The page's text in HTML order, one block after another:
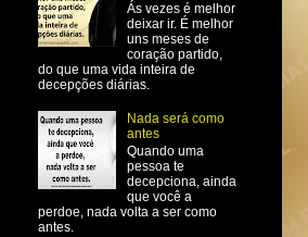
Ás vezes é melhor
deixar ir. É melhor
uns meses de
coração partido,
do que uma vida inteira de
decepções diárias.
Nada será como
antes
Quando uma
pessoa te
decepciona, ainda
que você a
perdoe, nada volta a ser como
antes.